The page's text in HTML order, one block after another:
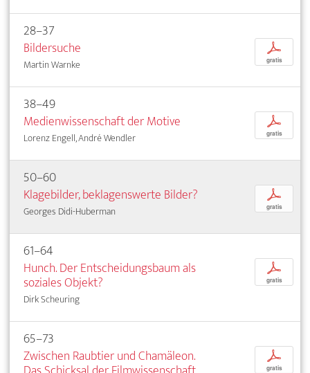
28–37
Bildersuche
Martin Warnke
p
gratis
38–49
Medienwissenschaft der Motive
Lorenz Engell, André Wendler
p
gratis
50–60
Klagebilder, beklagenswerte Bilder?
Georges Didi-Huberman
p
gratis
61–64
Hunch. Der Entscheidungsbaum als
soziales Objekt?
Dirk Scheuring
p
gratis
65–73
Zwischen Raubtier und Chamäleon.
p
gratis